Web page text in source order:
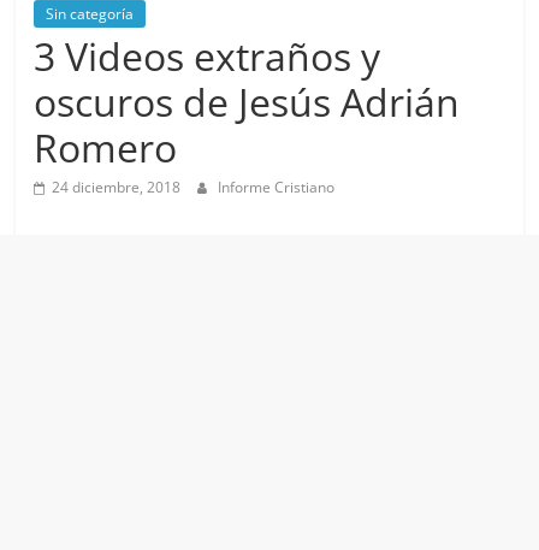
Sin categoría
3 Videos extraños y
oscuros de Jesús Adrián
Romero
24 diciembre, 2018 Informe Cristiano